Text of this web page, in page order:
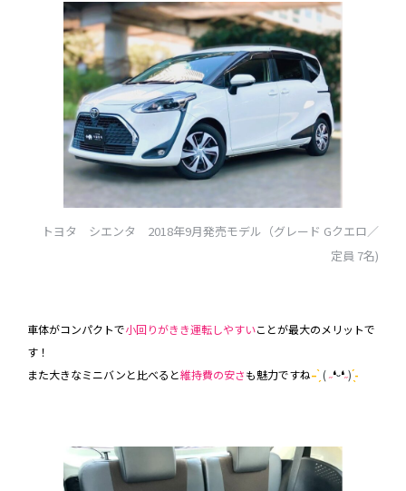
トヨタ シエンタ 2018年9月発売モデル （グレード Gクエロ／
定員 7名)
車体がコンパクトで小回りがきき運転しやすいことが最大のメリットで
す！
また大きなミニバンと比べると維持費の安さも魅力ですね– ̗̀ (˶❛ᵕ❛˶)̖́-